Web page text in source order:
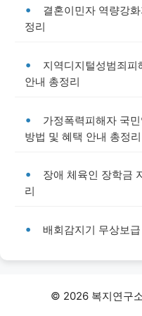
결혼이민자 역량강
정리
지역디지털성범죄피
안내 총정리
가정폭력피해자 국
방법 및 혜택 안내 총정리
장애 체육인 장학금
리
배회감지기 무상보
© 2026 복지연구